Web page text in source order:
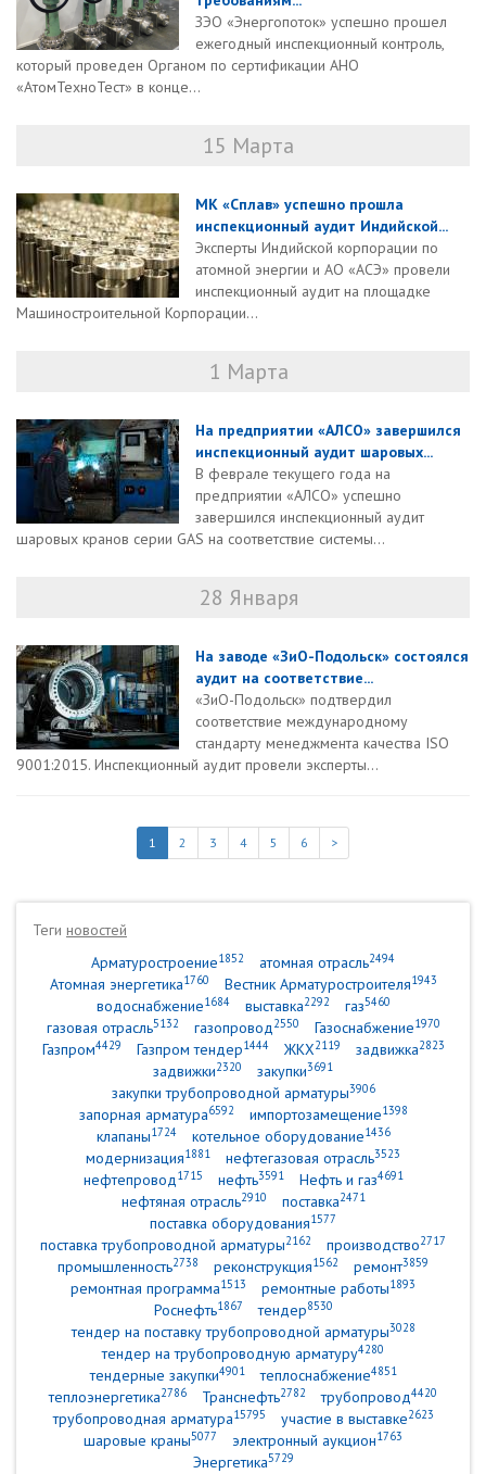
ЗЭО «Энергопоток» успешно прошел
ежегодный инспекционный контроль,
который проведен Органом по сертификации АНО
«АтомТехноТест» в конце...
15 Марта
МК «Сплав» успешно прошла
инспекционный аудит Индийской...
Эксперты Индийской корпорации по
атомной энергии и АО «АСЭ» провели
инспекционный аудит на площадке
Машиностроительной Корпорации...
1 Марта
На предприятии «АЛСО» завершился
инспекционный аудит шаровых...
В феврале текущего года на
предприятии «АЛСО» успешно
завершился инспекционный аудит
шаровых кранов серии GAS на соответствие системы...
28 Января
На заводе «ЗиО-Подольск» состоялся
аудит на соответствие...
«ЗиО-Подольск» подтвердил
соответствие международному
стандарту менеджмента качества ISO
9001:2015. Инспекционный аудит провели эксперты...
1 2 3 4 5 6 >
Теги новостей
Арматуростроение1852 атомная отрасль2494
Атомная энергетика1760 Вестник Арматуростроителя1943
водоснабжение1684 выставка2292 газ5460
газовая отрасль5132 газопровод2550 Газоснабжение1970
Газпром4429 Газпром тендер1444 ЖКХ2119 задвижка2823
задвижки2320 закупки3691
закупки трубопроводной арматуры3906
запорная арматура6592 импортозамещение1398
клапаны1724 котельное оборудование1436
модернизация1881 нефтегазовая отрасль3523
нефтепровод1715 нефть3591 Нефть и газ4691
нефтяная отрасль2910 поставка2471
поставка оборудования1577
поставка трубопроводной арматуры2162 производство2717
промышленность2738 реконструкция1562 ремонт3859
ремонтная программа1513 ремонтные работы1893
Роснефть1867 тендер8530
тендер на поставку трубопроводной арматуры3028
тендер на трубопроводную арматуру4280
тендерные закупки4901 теплоснабжение4851
теплоэнергетика2786 Транснефть2782 трубопровод4420
трубопроводная арматура15795 участие в выставке2623
шаровые краны5077 электронный аукцион1763
Энергетика5729